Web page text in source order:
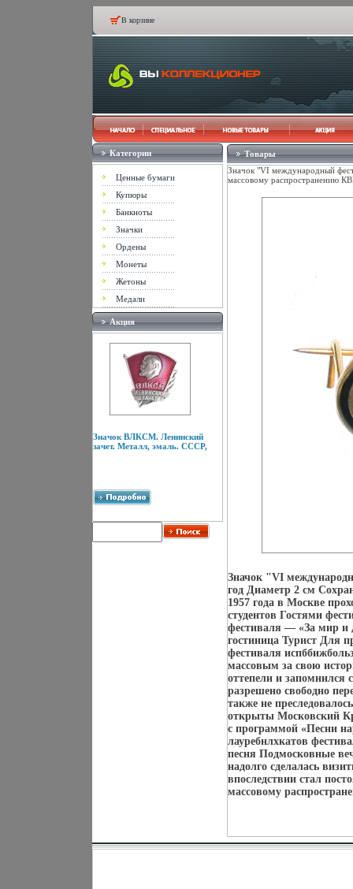
В корзине
Категории
Ценные бумаги
Купюры
Банкноты
Значки
Ордены
Монеты
Жетоны
Медали
Акция
Значок ВЛКСМ. Ленинский
зачет. Металл, эмаль. СССР,
Товары
Значок "VI международный
массовому распространению
Значок "VI
год Диаметр 2 см
1957 года в Москве
студентов Гостями
фестиваля — «За мир и
гостиница Турист Для
фестиваля
массовым за свою
оттепели и
разрешено свободно
также не
открыты Московский
с программой «Песни
лауребнлхкатов
песня Подмосковные
надолго сделалась
впоследствии стал
массовому